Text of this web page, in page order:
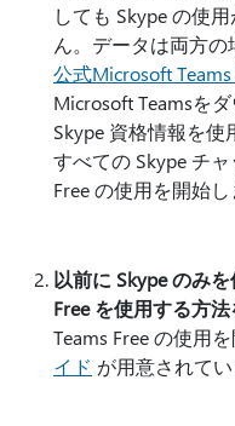
しても Skype の使
ん。データは両方の
公式Microsoft Teams
Microsoft Teamsを
Skype 資格情報を使
すべての Skype チ
Free の使用を開始し
以前に Skype のみ
Free を使用する方法
Teams Free の使用
イド が用意されてい